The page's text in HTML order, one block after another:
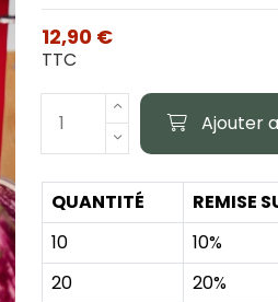
12,90 €
TTC
Ajouter
QUANTITÉ REMISE
10
10%
20
20%